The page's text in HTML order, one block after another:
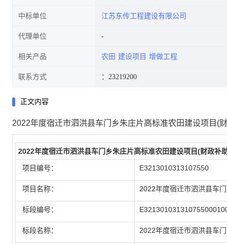
中标单位 江苏东传工程建设有限公司
代理单位
相关产品 农田 建设项目 增做工程
联系方式 ：23219200
正文内容
2022年度宿迁市泗洪县车门乡朱庄片高标准农田建设项目(
2022年度宿迁市泗洪县车门乡朱庄片高标准农田建设项目(财政补
项目编号： E3213010313107550
项目名称： 2022年度宿迁市泗洪县车
标段编号：
标段名称： 2022年度宿迁市泗洪县车